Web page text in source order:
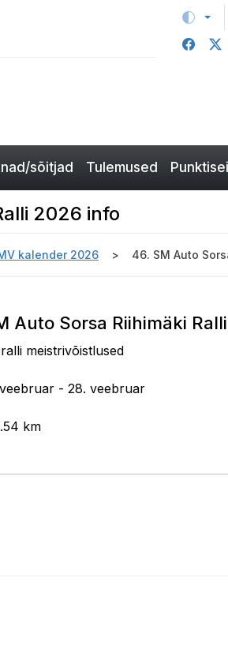
sõitjad Tulemused
2026 info
kalender 2026 46. SM Auto
Auto Sorsa Riihimäki
meistrivõistlused
- 28. veebruar
km